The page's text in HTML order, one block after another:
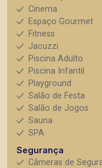
Cinema
Espaço Gourmet
Fitness
Jacuzzi
Piscina Adulto
Piscina Infantil
Playground
Salão de Festa
Salão de Jogos
Sauna
SPA
Segurança
Câmeras de